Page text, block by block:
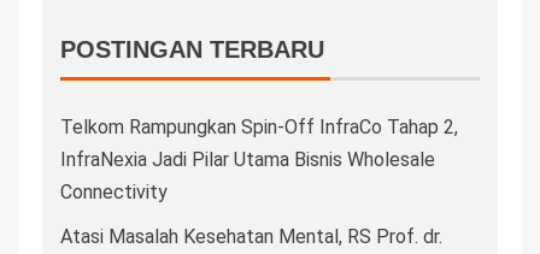
POSTINGAN TERBARU
Telkom Rampungkan Spin-Off InfraCo Tahap 2,
InfraNexia Jadi Pilar Utama Bisnis Wholesale
Connectivity
Atasi Masalah Kesehatan Mental, RS Prof. dr.